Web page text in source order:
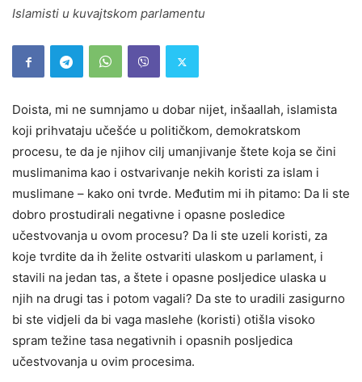
Islamisti u kuvajtskom parlamentu
Doista, mi ne sumnjamo u dobar nijet, inšaallah, islamista
koji prihvataju učešće u političkom, demokratskom
procesu, te da je njihov cilj umanjivanje štete koja se čini
muslimanima kao i ostvarivanje nekih koristi za islam i
muslimane – kako oni tvrde. Međutim mi ih pitamo: Da li ste
dobro prostudirali negativne i opasne posledice
učestvovanja u ovom procesu? Da li ste uzeli koristi, za
koje tvrdite da ih želite ostvariti ulaskom u parlament, i
stavili na jedan tas, a štete i opasne posljedice ulaska u
njih na drugi tas i potom vagali? Da ste to uradili zasigurno
bi ste vidjeli da bi vaga maslehe (koristi) otišla visoko
spram težine tasa negativnih i opasnih posljedica
učestvovanja u ovim procesima.